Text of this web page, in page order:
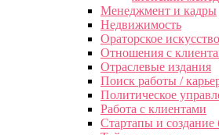
Менеджмент и кадры
Недвижимость
Ораторское
Отношения с
Отраслевые издания
Поиск работы /
Политическое
Работа с клиентами
Стартапы и создание